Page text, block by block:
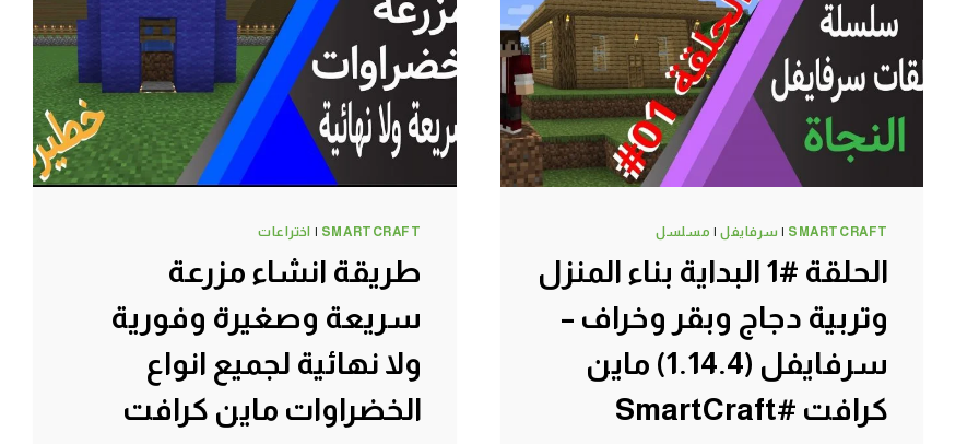
SMARTCRAFT
| سرفايفل| مسلسل
الحلقة #1 البداية بناء المنزل
وتربية دجاج وبقر وخراف –
سرفايفل (1.14.4) ماين
كرافت #SmartCraft
SMARTCRAFT
| اختراعات
طريقة انشاء مزرعة
سريعة وصغيرة وفورية
ولا نهائية لجميع انواع
الخضراوات ماين كرافت